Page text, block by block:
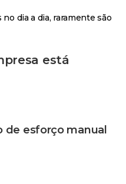
dia a dia, raramente são
está
de esforço manual